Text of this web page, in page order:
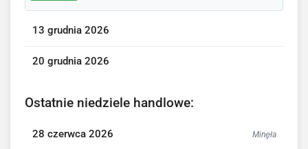
13 grudnia 2026
20 grudnia 2026
Ostatnie niedziele handlowe:
28 czerwca 2026 Minęła